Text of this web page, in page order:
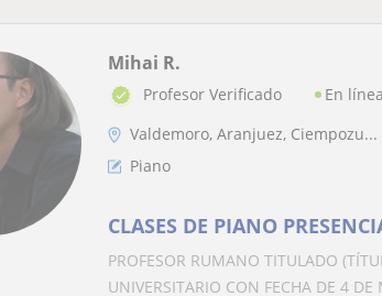
Mihai R.
Profesor Verificado
En línea
Valdemoro, Aranjuez, Ciempozu...
Piano
CLASES DE PIANO
PROFESOR RUMANO TITULADO
UNIVERSITARIO CON FECHA DE 4